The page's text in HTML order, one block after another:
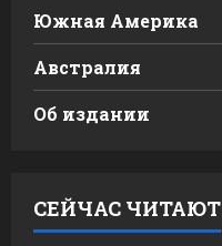
Южная Америка
Австралия
Об издании
СЕЙЧАС ЧИТАЮТ